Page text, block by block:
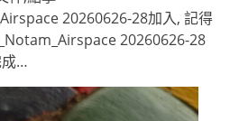
20260626-28加入, 記得
20260626-28
成…